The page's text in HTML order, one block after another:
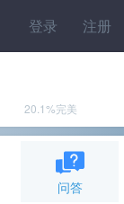
登录 注册
20.1%完美
问答